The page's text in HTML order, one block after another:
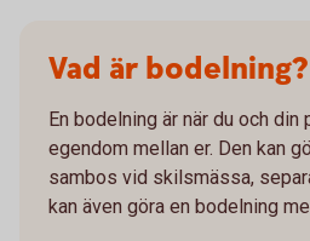
Vad är bodelning?
En bodelning är när du och din
egendom mellan er. Den kan
sambos vid skilsmässa,
kan även göra en bodelning